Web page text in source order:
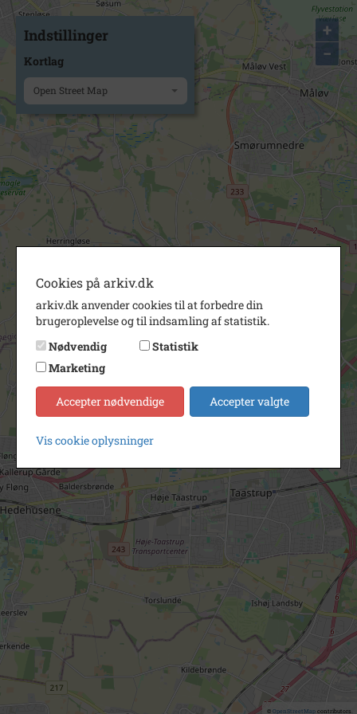
+
−
© OpenStreetMapcontributors.
Indstillinger
Kortlag
Open Street Map
Cookies på arkiv.dk
arkiv.dk anvender cookies til at forbedre din
brugeroplevelse og til indsamling af statistik.
Nødvendig
Statistik
Marketing
Accepter nødvendige Accepter valgte
Vis cookie oplysninger